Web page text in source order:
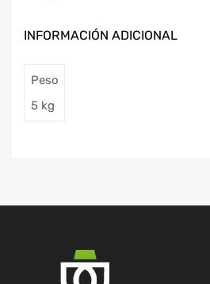
INFORMACIÓN ADICIONAL
Peso
5 kg